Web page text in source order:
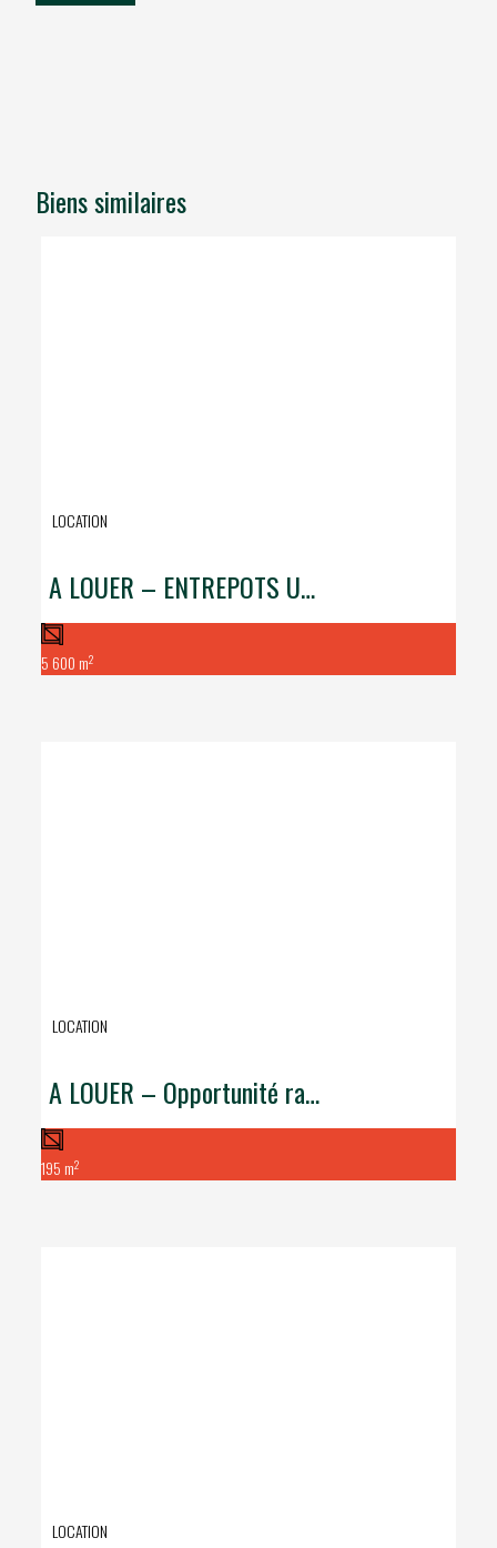
Biens similaires
LOCATION
A LOUER – ENTREPOTS URBAINS – 5600m2
5 600 m2
LOCATION
A LOUER – Opportunité rare de 195m² dédiés à l’alimentaire en zone artisanale proche du MIN de Nantes.
195 m2
LOCATION